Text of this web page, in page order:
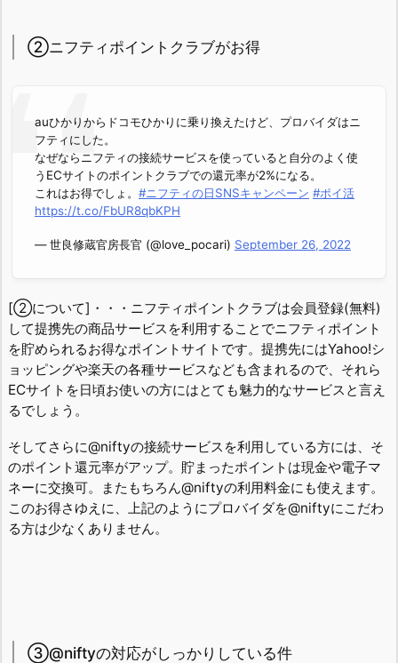
②ニフティポイントクラブがお得
auひかりからドコモひかりに乗り換えたけど、プロバイダはニ
フティにした。
なぜならニフティの接続サービスを使っていると自分のよく使
うECサイトのポイントクラブでの還元率が2%になる。
これはお得でしょ。 #ニフティの日SNSキャンペーン #ポイ活
https://t.co/FbUR8qbKPH
— 世良修蔵官房長官 (@love_pocari) September 26, 2022
[②について]・・・ニフティポイントクラブは会員登録(無料)
して提携先の商品サービスを利用することでニフティポイント
を貯められるお得なポイントサイトです。提携先にはYahoo!シ
ョッピングや楽天の各種サービスなども含まれるので、それら
ECサイトを日頃お使いの方にはとても魅力的なサービスと言え
るでしょう。
そしてさらに@niftyの接続サービスを利用している方には、そ
のポイント還元率がアップ。貯まったポイントは現金や電子マ
ネーに交換可。またもちろん@niftyの利用料金にも使えます。
このお得さゆえに、上記のようにプロバイダを@niftyにこだわ
る方は少なくありません。
③@niftyの対応がしっかりしている件